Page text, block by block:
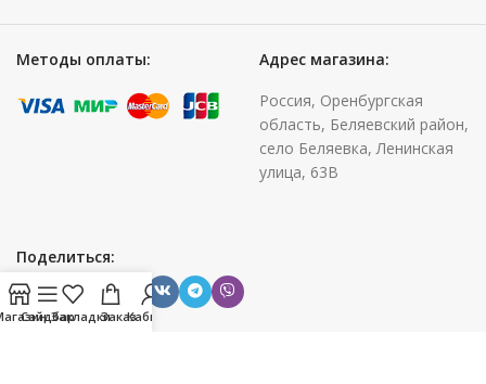
Методы оплаты:
Адрес магазина:
Россия, Оренбургская
область, Беляевский район,
село Беляевка, Ленинская
улица, 63В
Поделиться:
СайдбарЗакладкиЗаказКабинет